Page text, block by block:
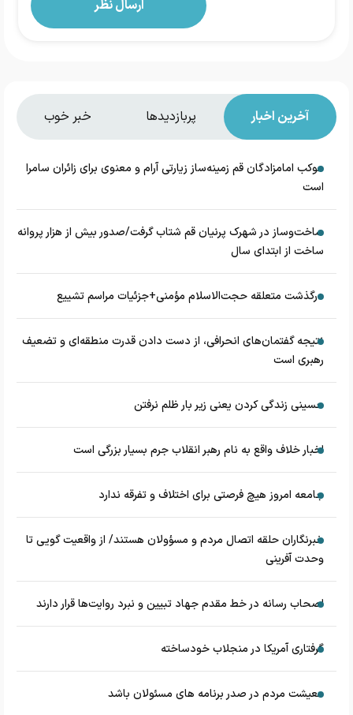
آخرین اخبار پربازدیدها خبر خوب
موکب امامزادگان قم زمینه‌ساز زیارتی آرام و معنوی برای زائران سامرا
است
ساخت‌وساز در شهرک پرنیان قم شتاب گرفت/صدور بیش از هزار پروانه
ساخت از ابتدای سال
درگذشت متعلقه حجت‌الاسلام مؤمنی+جزئیات مراسم تشییع
نتیجه گفتمان‌های انحرافی، از دست دادن قدرت منطقه‌ای و تضعیف
رهبری است
حسینی زندگی کردن یعنی زیر بار ظلم نرفتن
اخبار خلاف واقع به نام رهبر انقلاب جرم بسیار بزرگی است
جامعه امروز هیچ فرصتی برای اختلاف و تفرقه ندارد
خبرنگاران حلقه اتصال مردم و مسؤولان هستند/ از واقعیت گویی تا
وحدت آفرینی
اصحاب رسانه در خط مقدم جهاد تبیین و نبرد روایت‌ها قرار دارند
گرفتاری آمریکا در منجلاب خودساخته
معیشت مردم در صدر برنامه های مسئولان باشد